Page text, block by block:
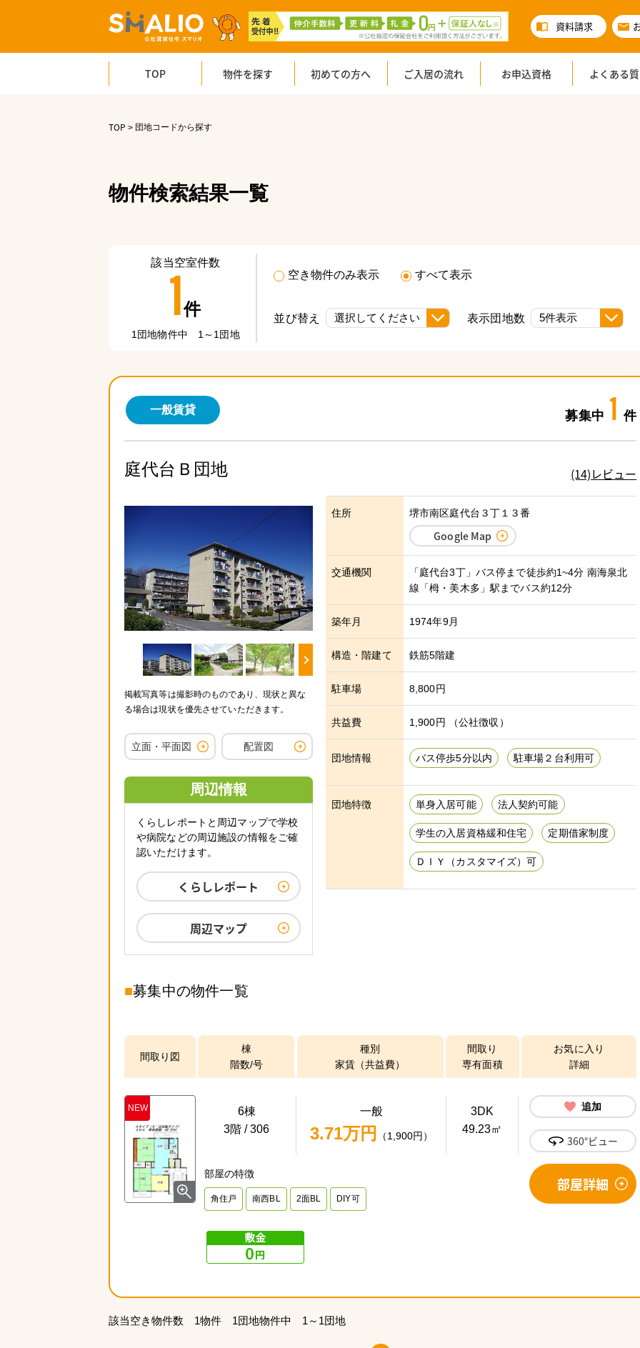
資料請求
TOP 物件を探す 初めての方へ ご入居の流れ お申込資格 よくある
TOP 団地コードから探す
物件検索結果一覧
該当空室件数
1件
1団地物件中 1～1団地
空き物件のみ表示 すべて表示
並び替え 表示団地数
一般賃貸 募集中 1 件
庭代台Ｂ団地 (14)レビュー
掲載写真等は撮影時のものであり、現状と異な
る場合は現状を優先させていただきます。
立面・平面図 配置図
周辺情報
くらしレポートと周辺マップで学校
や病院などの周辺施設の情報をご確
認いただけます。
くらしレポート
周辺マップ
住所 堺市南区庭代台３丁１３番
Google Map
交通機関
「庭代台3丁」バス停まで徒歩約1~4分 南海泉北
線「栂・美木多」駅までバス約12分
築年月 1974年9月
構造・階建て 鉄筋5階建
駐車場 8,800円
共益費 1,900円 （公社徴収）
団地情報 バス停歩5分以内 駐車場２台利用可
団地特徴 単身入居可能 法人契約可能
学生の入居資格緩和住宅 定期借家制度
ＤＩＹ（カスタマイズ）可
■募集中の物件一覧
間取り図
棟
階数/号
種別
家賃（共益費）
間取り
専有面積
お気に入り
詳細
NEW
6棟
3階 / 306
一般
3.71万円 （1,900円）
3DK
49.23㎡
角住戸 南西BL 2面BL DIY可
追加
360°ビュー
部屋詳細
該当空き物件数 1物件 1団地物件中 1～1団地